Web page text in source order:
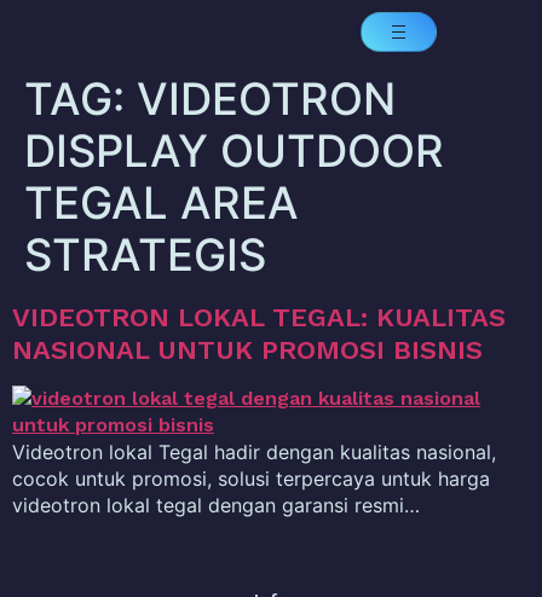
TAG: VIDEOTRON
DISPLAY OUTDOOR
TEGAL AREA
STRATEGIS
VIDEOTRON LOKAL TEGAL: KUALITAS
NASIONAL UNTUK PROMOSI BISNIS
Videotron lokal Tegal hadir dengan kualitas nasional,
cocok untuk promosi, solusi terpercaya untuk harga
videotron lokal tegal dengan garansi resmi…